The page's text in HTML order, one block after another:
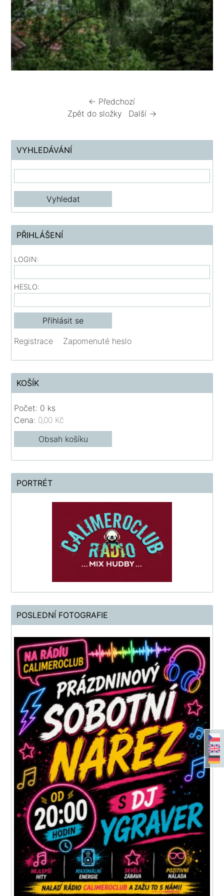
← Předchozí
Zpět do složky
Další →
VYHLEDÁVÁNÍ
PŘIHLÁŠENÍ
LOGIN:
HESLO:
Registrace Zapomenuté heslo
KOŠÍK
Počet: 0 ks
Cena: 0,00 Kč
Obsah košíku
PORTRÉT
POSLEDNÍ FOTOGRAFIE